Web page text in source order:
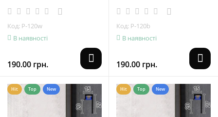
Код: P-120w
В наявності
190.00 грн.
Код: P-120b
В наявності
190.00 грн.
Hit Top New Hit Top New